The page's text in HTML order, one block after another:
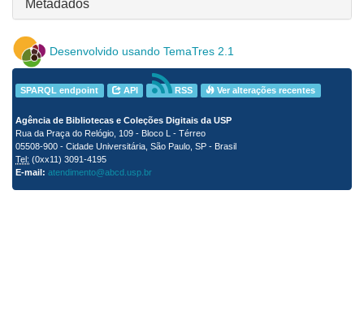
Metadados
Desenvolvido usando TemaTres 2.1
SPARQL endpoint API RSS Ver alterações recentes
Agência de Bibliotecas e Coleções Digitais da USP
Rua da Praça do Relógio, 109 - Bloco L - Térreo
05508-900 - Cidade Universitária, São Paulo, SP - Brasil
Tel: (0xx11) 3091-4195
E-mail: atendimento@abcd.usp.br